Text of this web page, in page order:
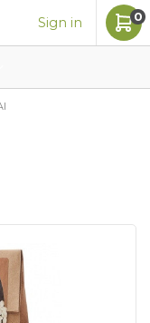
Sign in 0